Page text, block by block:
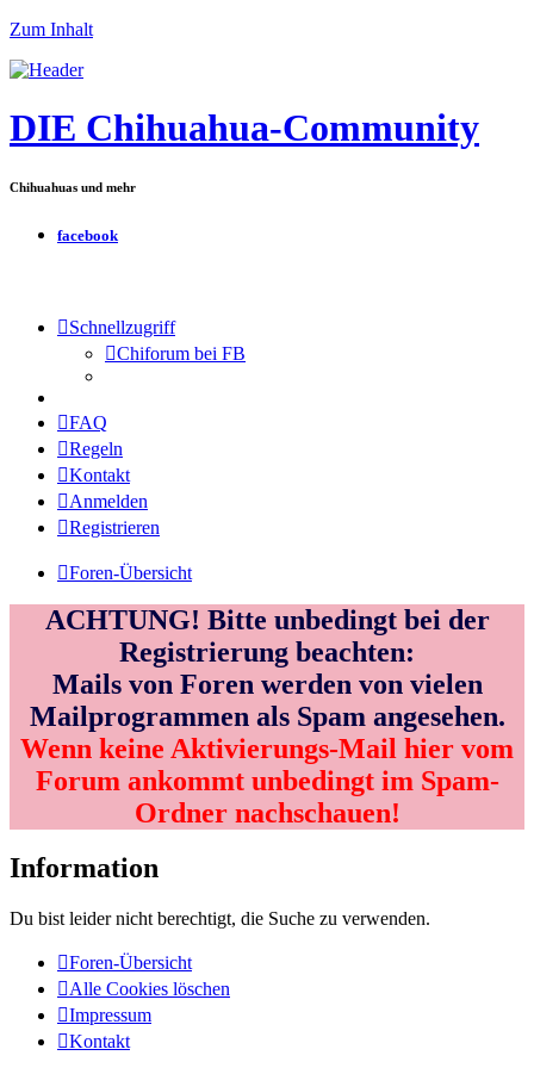
Zum Inhalt
DIE Chihuahua-Community
Chihuahuas und mehr
facebook
Schnellzugriff
Chiforum bei FB
FAQ
Regeln
Kontakt
Anmelden
Registrieren
Foren-Übersicht
ACHTUNG! Bitte unbedingt bei der
Registrierung beachten:
Mails von Foren werden von vielen
Mailprogrammen als Spam angesehen.
Wenn keine Aktivierungs-Mail hier vom
Forum ankommt unbedingt im Spam-
Ordner nachschauen!
Information
Du bist leider nicht berechtigt, die Suche zu verwenden.
Foren-Übersicht
Alle Cookies löschen
Impressum
Kontakt